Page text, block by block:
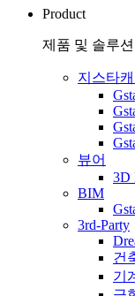
Product
제품 및 솔루션
지스타
뷰어
3D
BIM
3rd-Party
건
기